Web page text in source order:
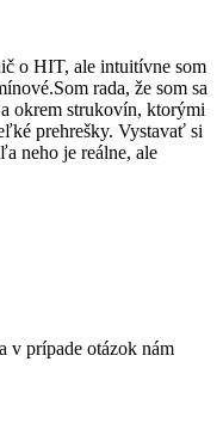
o HIT, ale intuitívne som
rada, že som sa
okrem strukovín, ktorými
prehrešky. Vystavať si
neho je reálne, ale
v prípade otázok nám